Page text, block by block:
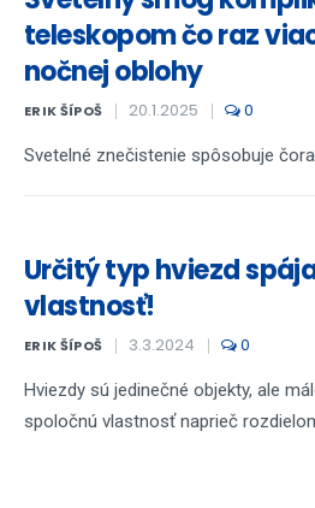
teleskopom čo raz
nočnej oblohy
ERIK ŠÍPOŠ 20.1.2025 0
Svetelné znečistenie spôsobuje
Určitý typ hviezd
vlastnosť!
ERIK ŠÍPOŠ 3.3.2024 0
Hviezdy sú jedinečné objekty, ale
spoločnú vlastnosť naprieč